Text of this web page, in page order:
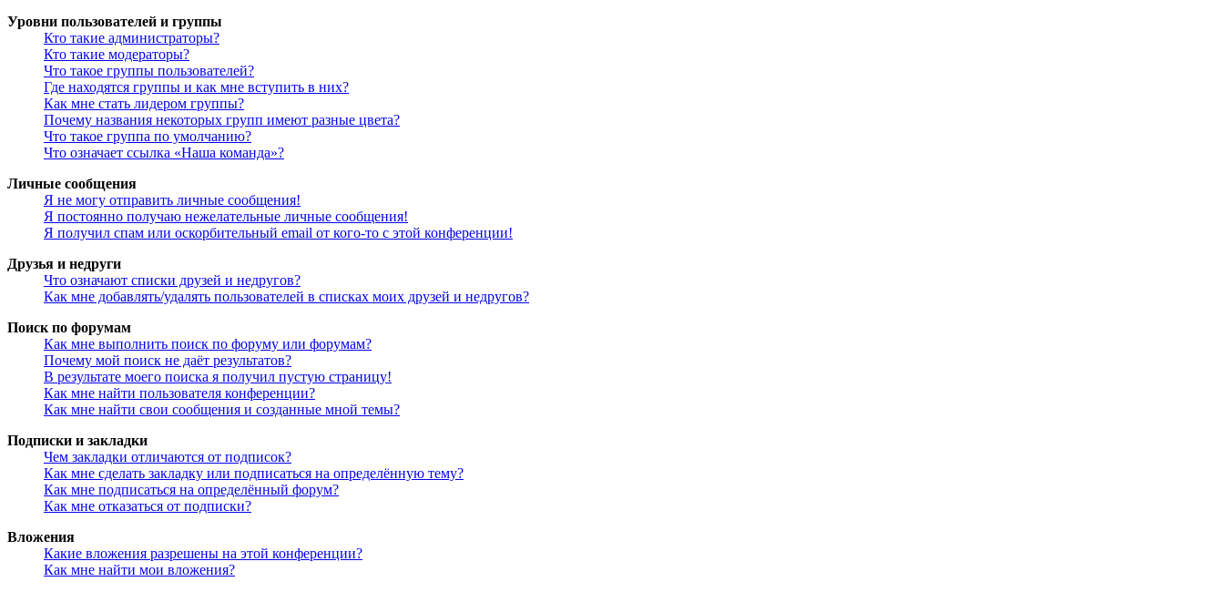
Уровни пользователей и группы
Кто такие администраторы?
Кто такие модераторы?
Что такое группы пользователей?
Где находятся группы и как мне вступить в них?
Как мне стать лидером группы?
Почему названия некоторых групп имеют разные цвета?
Что такое группа по умолчанию?
Что означает ссылка «Наша команда»?
Личные сообщения
Я не могу отправить личные сообщения!
Я постоянно получаю нежелательные личные сообщения!
Я получил спам или оскорбительный email от кого-то с этой конференции!
Друзья и недруги
Что означают списки друзей и недругов?
Как мне добавлять/удалять пользователей в списках моих друзей и недругов?
Поиск по форумам
Как мне выполнить поиск по форуму или форумам?
Почему мой поиск не даёт результатов?
В результате моего поиска я получил пустую страницу!
Как мне найти пользователя конференции?
Как мне найти свои сообщения и созданные мной темы?
Подписки и закладки
Чем закладки отличаются от подписок?
Как мне сделать закладку или подписаться на определённую тему?
Как мне подписаться на определённый форум?
Как мне отказаться от подписки?
Вложения
Какие вложения разрешены на этой конференции?
Как мне найти мои вложения?